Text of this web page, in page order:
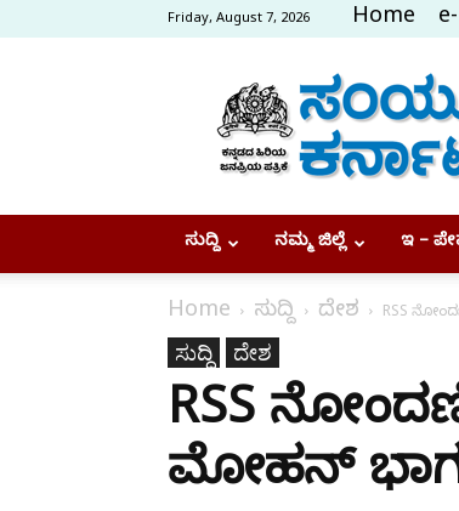
Friday, August 7, 2026 Home
ಸುದ್ದಿ ನಮ್ಮ ಜಿಲ್ಲೆ ಇ –
Home ಸುದ್ದಿ ದೇಶ RSS
ಸುದ್ದಿ ದೇಶ
RSS
ಮೋಹನ್